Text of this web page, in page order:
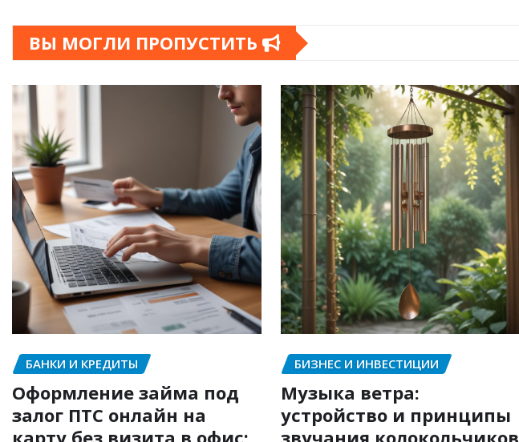
ВЫ МОГЛИ ПРОПУСТИТЬ
БАНКИ И КРЕДИТЫ
Оформление займа под
залог ПТС онлайн на
БИЗНЕС И ИНВЕСТИЦИИ
Музыка ветра:
устройство и принципы